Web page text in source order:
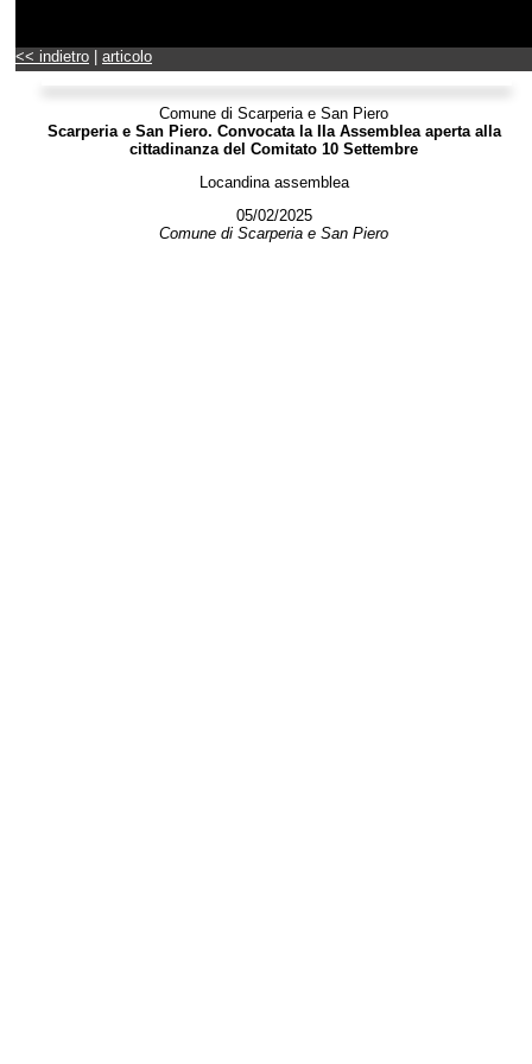
<< indietro articolo
Comune di Scarperia e San Piero
Scarperia e San Piero. Convocata la IIa Assemblea aperta alla
cittadinanza del Comitato 10 Settembre
Locandina assemblea
05/02/2025
Comune di Scarperia e San Piero